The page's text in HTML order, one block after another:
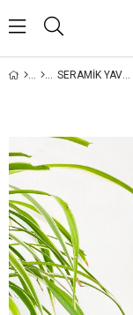
SERAMİK YAVAŞ YEME KEDİ MAMA KABI (TURKUAZ)